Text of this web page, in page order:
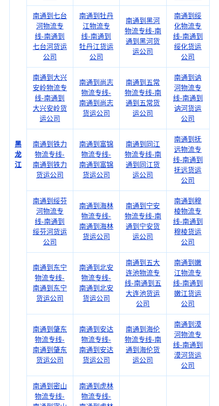
黑
龙
江
南通到七台
河物流专
线-南通到
七台河货运
公司
南通到牡丹
江物流专
线-南通到
牡丹江货运
公司
南通到黑河
物流专线-南
通到黑河货
运公司
南通到绥
化物流专
线-南通到
绥化货运
公司
南通到大兴
安岭物流专
线-南通到
大兴安岭货
运公司
南通到尚志
物流专线-
南通到尚志
货运公司
南通到五常
物流专线-南
通到五常货
运公司
南通到讷
河物流专
线-南通到
讷河货运
公司
南通到铁力
物流专线-
南通到铁力
货运公司
南通到富锦
物流专线-
南通到富锦
货运公司
南通到同江
物流专线-南
通到同江货
运公司
南通到抚
远物流专
线-南通到
抚远货运
公司
南通到绥芬
河物流专
线-南通到
绥芬河货运
公司
南通到海林
物流专线-
南通到海林
货运公司
南通到宁安
物流专线-南
通到宁安货
运公司
南通到穆
棱物流专
线-南通到
穆棱货运
公司
南通到东宁
物流专线-
南通到东宁
货运公司
南通到北安
物流专线-
南通到北安
货运公司
南通到五大
连池物流专
线-南通到五
大连池货运
公司
南通到嫩
江物流专
线-南通到
嫩江货运
公司
南通到肇东
物流专线-
南通到肇东
货运公司
南通到安达
物流专线-
南通到安达
货运公司
南通到海伦
物流专线-南
通到海伦货
运公司
南通到漠
河物流专
线-南通到
漠河货运
公司
南通到密山
物流专线-
南通到虎林
物流专线-